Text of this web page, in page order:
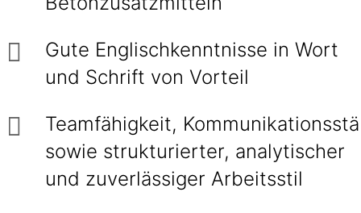
Gute Englischkenntnisse in Wort
und Schrift von Vorteil
Teamfähigkeit,
sowie strukturierter, analytischer
und zuverlässiger Arbeitsstil